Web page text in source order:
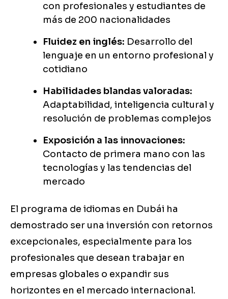
con profesionales y estudiantes de
más de 200 nacionalidades
Fluidez en inglés: Desarrollo del
lenguaje en un entorno profesional y
cotidiano
Habilidades blandas valoradas:
Adaptabilidad, inteligencia cultural y
resolución de problemas complejos
Exposición a las innovaciones:
Contacto de primera mano con las
tecnologías y las tendencias del
mercado
El programa de idiomas en Dubái ha
demostrado ser una inversión con retornos
excepcionales, especialmente para los
profesionales que desean trabajar en
empresas globales o expandir sus
horizontes en el mercado internacional.